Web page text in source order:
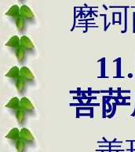
摩
11.
菩